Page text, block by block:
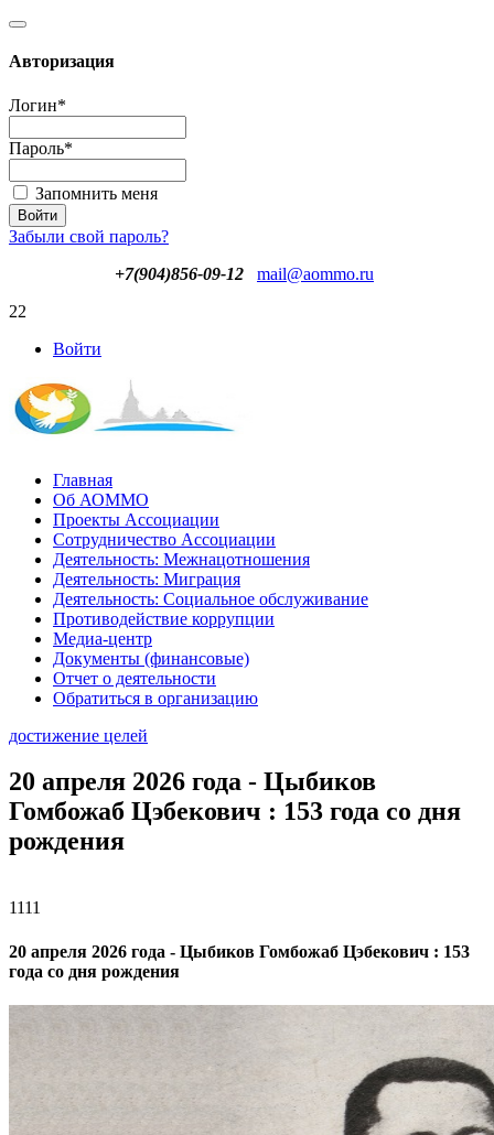
Авторизация
Логин*
Пароль*
Запомнить меня
Забыли свой пароль?
+7(904)856-09-12
mail@aommo.ru
22
Войти
Главная
Об АОММО
Проекты Ассоциации
Сотрудничество Ассоциации
Деятельность: Межнацотношения
Деятельность: Миграция
Деятельность: Социальное обслуживание
Противодействие коррупции
Медиа-центр
Документы (финансовые)
Отчет о деятельности
Обратиться в организацию
достижение целей
20 апреля 2026 года - Цыбиков
Гомбожаб Цэбекович : 153 года со дня
рождения
1111
20 апреля 2026 года - Цыбиков Гомбожаб Цэбекович : 153
года со дня рождения